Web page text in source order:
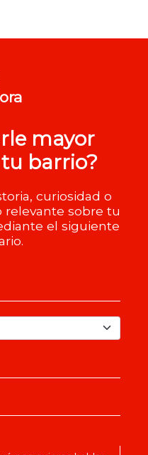
mayor
barrio?
curiosidad o
relevante sobre tu
el siguiente